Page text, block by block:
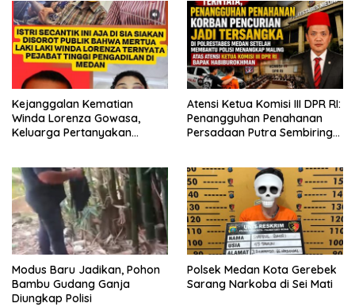
Jemaah dan Pengguna Jalan
Kejanggalan Kematian
Winda Lorenza Gowasa,
Keluarga Pertanyakan
Atensi Ketua Komisi III DPR RI:
Penangguhan Penahanan
Persadaan Putra Sembiring
Modus Baru Jadikan, Pohon
Bambu Gudang Ganja
Diungkap Polisi
Polsek Medan Kota Gerebek
Sarang Narkoba di Sei Mati